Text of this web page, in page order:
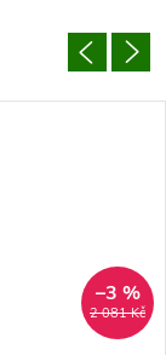
2 081 Kč
–3 %